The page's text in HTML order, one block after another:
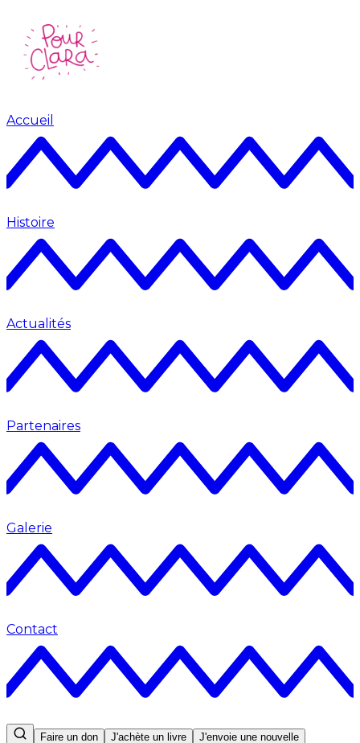
Accueil
Histoire
Actualités
Partenaires
Galerie
Contact
Faire un don J'achète un livre J'envoie une nouvelle